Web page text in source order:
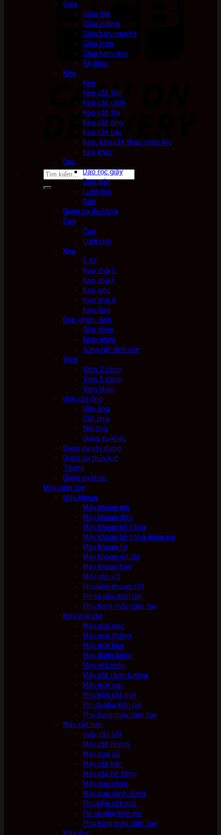
Tìm
Giũa
Giũa dẹt
Giũa vuông
Giũa bán nguyệt
Giũa tròn
Giũa tam giác
Bộ giũa
Kéo
Kéo
Kéo cắt tôn
Kéo cắt cành
Kéo cắt tỉa
Kéo cắt ống
Kéo cắt cáp
Kéo, kìm cắt thép cộng lực
Kéo khác
Dao
Dao rọc giấy
Dao gấp
Lưỡi dao
Dao
Dụng cụ đa năng
Cưa
Cưa
Lưỡi cưa
Kẹp
Ê tô
Kẹp chữ C
Kẹp chữ F
Kẹp góc
Kẹp chữ A
Kẹp ống
Dập ghim, đinh
Dập ghim
Đinh ghim
Súng rút đinh rive
Vam
Vam 2 càng
Vam 3 càng
Vam khác
Uốn cắt ống
Uốn ống
Cắt ống
Nối ống
Dụng cụ khác
Dụng cụ xây dựng
Dụng cụ thủy lực
Thang
Dụng cụ khác
Máy cầm tay
Máy khoan
Máy khoan pin
Máy khoan điện
Máy khoan bê tông
Máy khoan bê tông dùng pin
Máy khoan từ
Máy khoan rút lõi
Máy khoan bàn
Máy vặn vít
Phụ kiện khoan cắt
Pin và phụ kiện pin
Phụ tùng máy cầm tay
Máy mài cắt
Máy mài góc
Máy mài thẳng
Máy mài bàn
Máy đánh bóng
Máy vát mép
Máy cắt rãnh tường
Máy mài sàn
Phụ kiện cắt mài
Pin và phụ kiện pin
Phụ tùng máy cầm tay
Máy cắt bàn
máy cắt sắt
Máy cắt nhôm
Máy cưa gỗ
Máy cắt bàn
Máy cắt bê tông
Máy cưa vòng
Máy cưa vanh đứng
Phụ kiện cắt mài
Pin và phụ kiện pin
Phụ tùng máy cầm tay
Máy đục